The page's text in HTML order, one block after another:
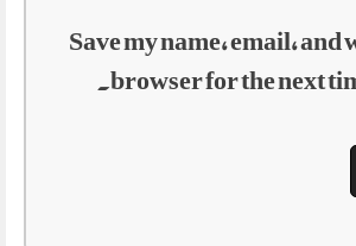
Save my name, email, and
browser for the next